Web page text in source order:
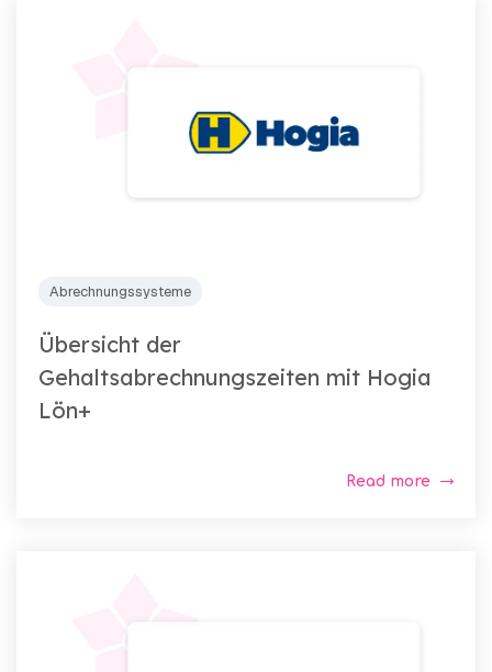
Abrechnungssysteme
Übersicht der
Gehaltsabrechnungszeiten mit Hogia
Lön+
Read more